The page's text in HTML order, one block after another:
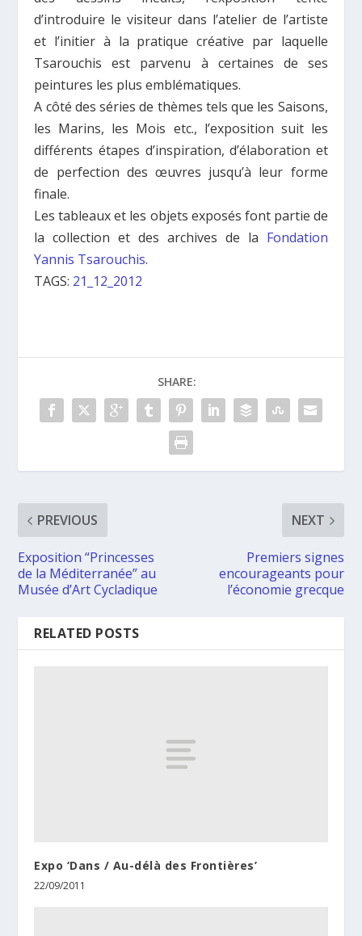
d’introduire le visiteur dans l’atelier de l’artiste
et l’initier à la pratique créative par laquelle
Tsarouchis est parvenu à certaines de ses
peintures les plus emblématiques.
A côté des séries de thèmes tels que les Saisons,
les Marins, les Mois etc., l’exposition suit les
différents étapes d’inspiration, d’élaboration et
de perfection des œuvres jusqu’à leur forme
finale.
Les tableaux et les objets exposés font partie de
la collection et des archives de la Fondation
Yannis Tsarouchis.
TAGS: 21_12_2012
SHARE:
PREVIOUS
Exposition “Princesses
de la Méditerranée” au
Musée d’Art Cycladique
NEXT
Premiers signes
encourageants pour
l’économie grecque
RELATED POSTS
Expo ‘Dans / Au-délà des Frontières’
22/09/2011